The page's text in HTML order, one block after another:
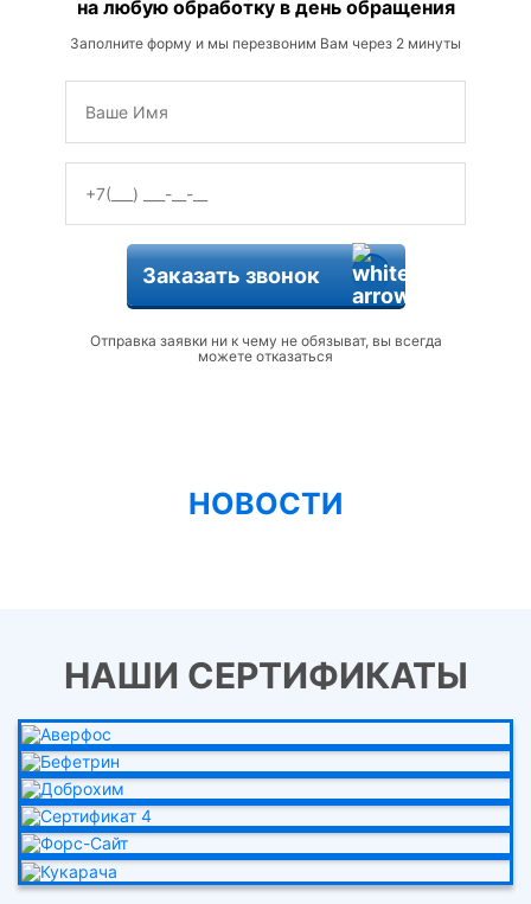
на любую обработку в день обращения
Заполните форму и мы перезвоним Вам через 2 минуты
Заказать звонок
Отправка заявки ни к чему не обязыват, вы всегда
можете отказаться
НОВОСТИ
НАШИ СЕРТИФИКАТЫ